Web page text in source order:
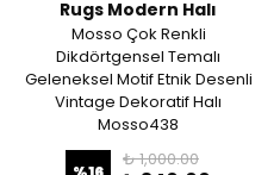
Rugs Modern Halı
Mosso Çok Renkli
Dikdörtgensel Temalı
Geleneksel Motif Etnik Desenli
Vintage Dekoratif Halı
Mosso438
₺ 1,000.00